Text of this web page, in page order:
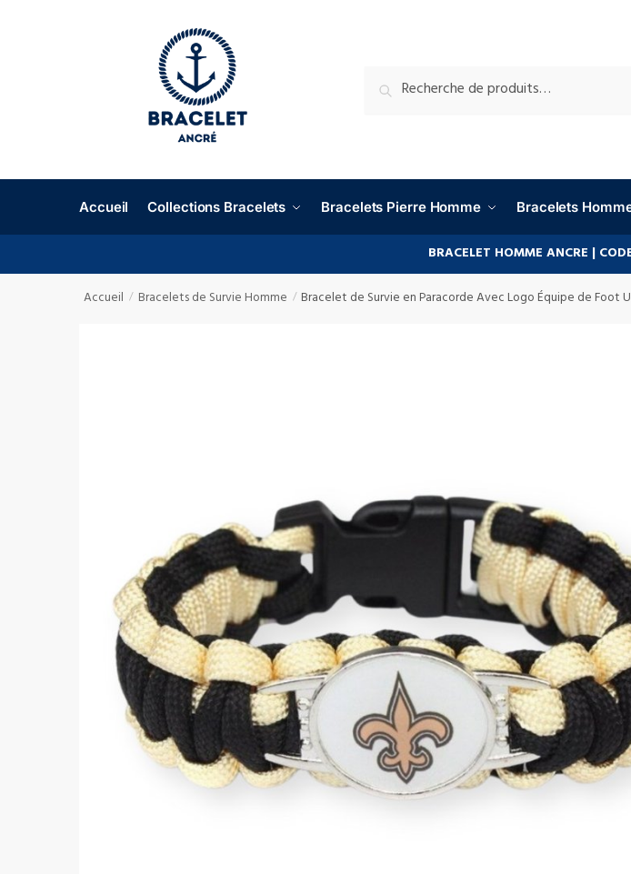
Accueil Collections Bracelets Bracelets Pierre Homme Bracelets
BRACELET HOMME ANCRE |
Accueil / Bracelets de Survie Homme / Bracelet de Survie en Paracorde Avec Logo Équipe de Foot